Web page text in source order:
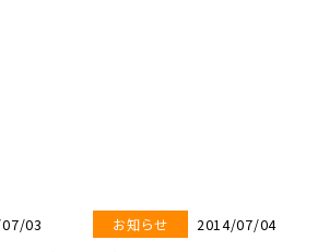
03 お知らせ 2014/07/04